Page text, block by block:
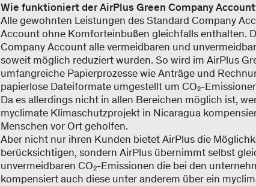
Wie funktioniert der AirPlus Green Company
Alle gewohnten Leistungen des Standard Company
Account ohne Komforteinbußen gleichfalls enthalten.
Company Account alle vermeidbaren und
soweit möglich reduziert wurden. So wird im AirPlus
umfangreiche Papierprozesse wie Anträge und
papierlose Dateiformate umgestellt um CO₂-
Da es allerdings nicht in allen Bereichen möglich ist,
myclimate Klimaschutzprojekt in Nicaragua
Menschen vor Ort geholfen.
Aber nicht nur ihren Kunden bietet AirPlus die
berücksichtigen, sondern AirPlus übernimmt selbst
unvermeidbaren CO₂-Emissionen die bei den
kompensiert auch diese unter anderem über ein